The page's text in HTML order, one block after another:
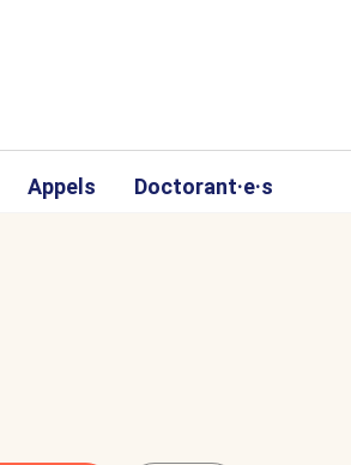
Appels Doctorant·e·s